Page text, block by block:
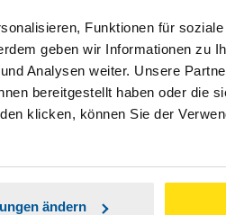
Funktionen für
geben wir Informationen zu
Analysen weiter. Unsere
bereitgestellt haben oder die
klicken, können Sie der
ändern